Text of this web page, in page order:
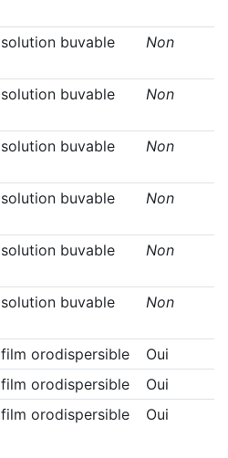
solution buvable Non
solution buvable Non
solution buvable Non
solution buvable Non
solution buvable Non
solution buvable Non
film orodispersible
Oui
film orodispersible
Oui
film orodispersible Oui